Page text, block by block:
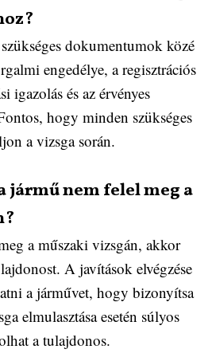
dokumentumok közé
engedélye, a regisztrációs
igazolás és az érvényes
hogy minden szükséges
a vizsga során.
nem felel meg a
a műszaki vizsgán, akkor
A javítások elvégzése
a járművet, hogy bizonyítsa
elmulasztása esetén súlyos
a tulajdonos.